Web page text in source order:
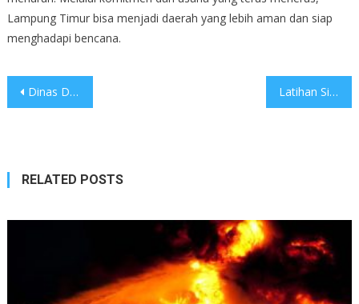
Lampung Timur bisa menjadi daerah yang lebih aman dan siap
menghadapi bencana.
Post
Dinas Damkar Lampung Timur Bantu Tabrakan Kendaraan di Pasar Latihan Simulasi di Jembatan
RELATED POSTS